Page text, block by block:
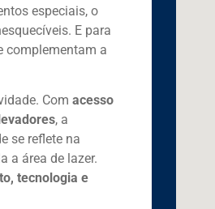
especiais, o
E para
complementam a
Com acesso
, a
se reflete na
a área de lazer.
tecnologia e